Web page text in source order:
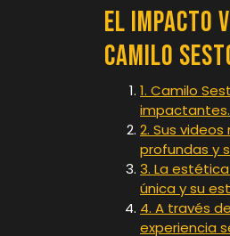
El Impacto
Camilo
1. Camilo
impactantes.
2. Sus
profundas y
3. La
única y su
4. A través
experiencia